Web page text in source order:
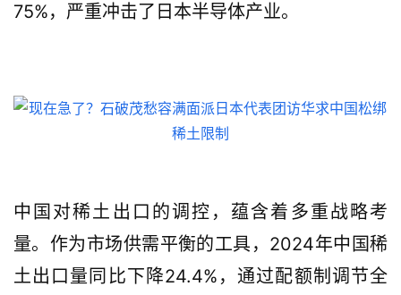
75%，严重冲击了日本半导体产业。
中国对稀土出口的调控，蕴含着多重战略考
量。作为市场供需平衡的工具，2024年中国稀
土出口量同比下降24.4%，通过配额制调节全